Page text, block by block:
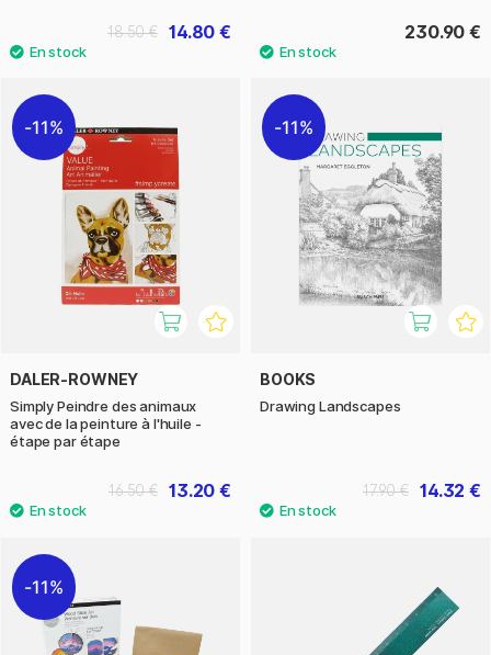
14.80 €
18.50 € 230.90 €
11%
DALER-ROWNEY
Simply Peindre des animaux
avec de la peinture à l'huile -
étape par étape
13.20 €
16.50 €
11%
BOOKS
Drawing Landscapes
14.32 €
17.90 €
11%